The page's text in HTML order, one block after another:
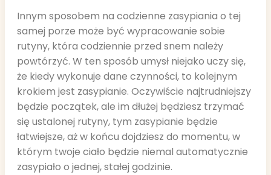
Innym sposobem na codzienne zasypiania o tej
samej porze może być wypracowanie sobie
rutyny, która codziennie przed snem należy
powtórzyć. W ten sposób umysł niejako uczy się,
że kiedy wykonuje dane czynności, to kolejnym
krokiem jest zasypianie. Oczywiście najtrudniejszy
będzie początek, ale im dłużej będziesz trzymać
się ustalonej rutyny, tym zasypianie będzie
łatwiejsze, aż w końcu dojdziesz do momentu, w
którym twoje ciało będzie niemal automatycznie
zasypiało o jednej, stałej godzinie.